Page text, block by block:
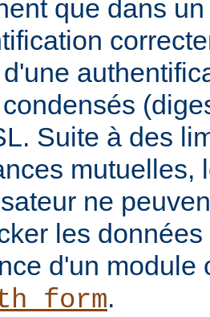
que dans
Suite à des
mutuelles,
ne
les
d'un module
.